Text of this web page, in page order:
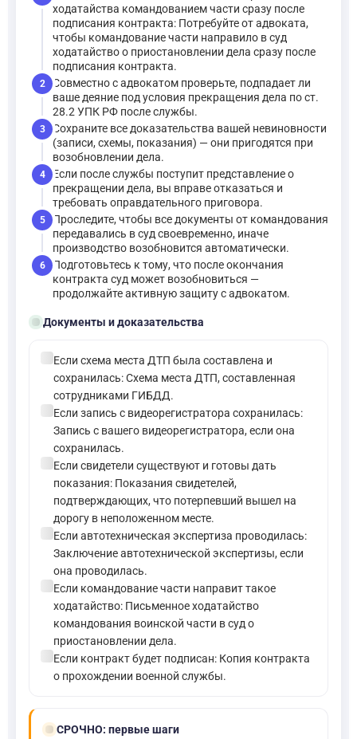
ходатайства командованием части сразу после
подписания контракта: Потребуйте от адвоката,
чтобы командование части направило в суд
ходатайство о приостановлении дела сразу после
подписания контракта.
2
Совместно с адвокатом проверьте, подпадает ли
ваше деяние под условия прекращения дела по ст.
28.2 УПК РФ после службы.
3
Сохраните все доказательства вашей невиновности
(записи, схемы, показания) — они пригодятся при
возобновлении дела.
4
Если после службы поступит представление о
прекращении дела, вы вправе отказаться и
требовать оправдательного приговора.
5
Проследите, чтобы все документы от командования
передавались в суд своевременно, иначе
производство возобновится автоматически.
6
Подготовьтесь к тому, что после окончания
контракта суд может возобновиться —
продолжайте активную защиту с адвокатом.
folder_openДокументы и доказательства
check_circleЕсли схема места ДТП была составлена и
сохранилась: Схема места ДТП, составленная
сотрудниками ГИБДД.
check_circleЕсли запись с видеорегистратора сохранилась:
Запись с вашего видеорегистратора, если она
сохранилась.
check_circleЕсли свидетели существуют и готовы дать
показания: Показания свидетелей,
подтверждающих, что потерпевший вышел на
дорогу в неположенном месте.
check_circleЕсли автотехническая экспертиза проводилась:
Заключение автотехнической экспертизы, если
она проводилась.
check_circleЕсли командование части направит такое
ходатайство: Письменное ходатайство
командования воинской части в суд о
приостановлении дела.
check_circleЕсли контракт будет подписан: Копия контракта
о прохождении военной службы.
boltСРОЧНО: первые шаги